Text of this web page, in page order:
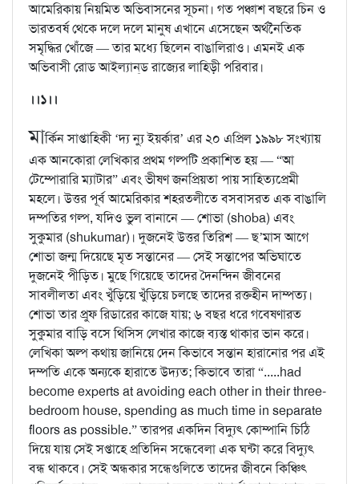
আমেরিকায় নিয়মিত অভিবাসনের সূচনা। গত পঞ্চাশ বছরে চিন ও
ভারতবর্ষ থেকে দলে দলে মানুষ এখানে এসেছেন অর্থনৈতিক
সমৃদ্ধির খোঁজে — তার মধ্যে ছিলেন বাঙালিরাও। এমনই এক
অভিবাসী রোড আইল্যান্‌ড রাজ্যের লাহিড়ী পরিবার।
।।১।।
মার্কিন সাপ্তাহিকী ‘দ্য ন্যু ইয়র্কার’ এর ২০ এপ্রিল ১৯৯৮ সংখ্যায়
এক আনকোরা লেখিকার প্রথম গল্পটি প্রকাশিত হয় — “আ
টেম্পোরারি ম্যাটার” এবং ভীষণ জনপ্রিয়তা পায় সাহিত্যপ্রেমী
মহলে। উত্তর পূর্ব আমেরিকার শহরতলীতে বসবাসরত এক বাঙালি
দম্পতির গল্প, যদিও ভুল বানানে — শোভা (shoba) এবং
সুকুমার (shukumar)। দুজনেই উত্তর তিরিশ — ছ’মাস আগে
শোভা জন্ম দিয়েছে মৃত সন্তানের — সেই সন্তাপের অভিঘাতে
দুজনেই পীড়িত। মুছে গিয়েছে তাদের দৈনন্দিন জীবনের
সাবলীলতা এবং খুঁড়িয়ে খুঁড়িয়ে চলছে তাদের রক্তহীন দাম্পত্য।
শোভা তার প্রুফ রিডারের কাজে যায়; ৬ বছর ধরে গবেষণারত
সুকুমার বাড়ি বসে থিসিস লেখার কাজে ব্যস্ত থাকার ভান করে।
লেখিকা অল্প কথায় জানিয়ে দেন কিভাবে সন্তান হারানোর পর এই
দম্পতি একে অন্যকে হারাতে উদ্যত; কিভাবে তারা “.....had
become experts at avoiding each other in their three-
bedroom house, spending as much time in separate
floors as possible.” তারপর একদিন বিদ্যুৎ কোম্পানি চিঠি
দিয়ে যায় সেই সপ্তাহে প্রতিদিন সন্ধেবেলা এক ঘন্টা করে বিদ্যুৎ
বন্ধ থাকবে। সেই অন্ধকার সন্ধেগুলিতে তাদের জীবনে কিঞ্চিৎ